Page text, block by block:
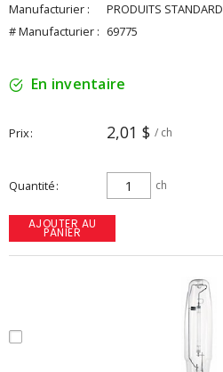
Manufacturier :
PRODUITS STANDARD
# Manufacturier : 69775
En inventaire
Prix 2,01 $ / ch
Quantité ch
AJOUTER AU
PANIER